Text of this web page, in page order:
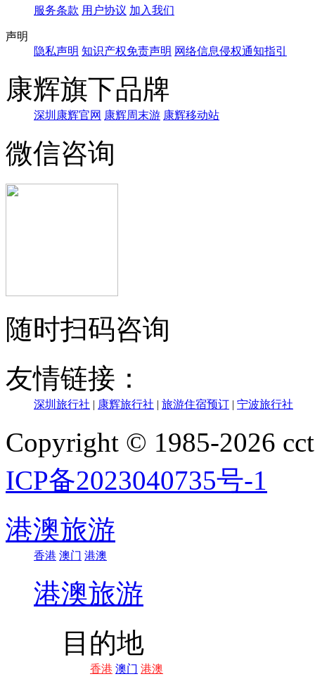
服务条款 用户协议 加入我们
声明
隐私声明 知识产权免责声明 网络信息侵权通知指引
康辉旗下品牌
深圳康辉官网 康辉周末游 康辉移动站
微信咨询
随时扫码咨询
友情链接：
深圳旅行社 | 康辉旅行社 | 旅游住宿预订 | 宁波旅行社
Copyright © 1985-2026
ICP备2023040735号-1
港澳旅游
香港 澳门 港澳
港澳旅游
目的地
香港 澳门 港澳